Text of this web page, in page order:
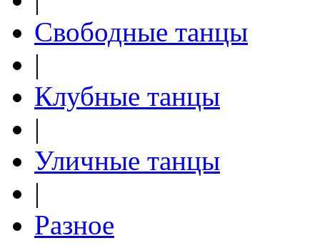
Свободные танцы
|
Клубные танцы
|
Уличные танцы
|
Разное